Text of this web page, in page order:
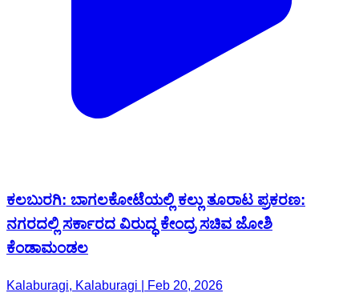
ಕಲಬುರಗಿ: ಬಾಗಲಕೋಟೆಯಲ್ಲಿ ಕಲ್ಲು ತೂರಾಟ ಪ್ರಕರಣ:
ನಗರದಲ್ಲಿ ಸರ್ಕಾರದ ವಿರುದ್ಧ ಕೇಂದ್ರ ಸಚಿವ ಜೋಶಿ
ಕೆಂಡಾಮಂಡಲ
Kalaburagi, Kalaburagi | Feb 20, 2026